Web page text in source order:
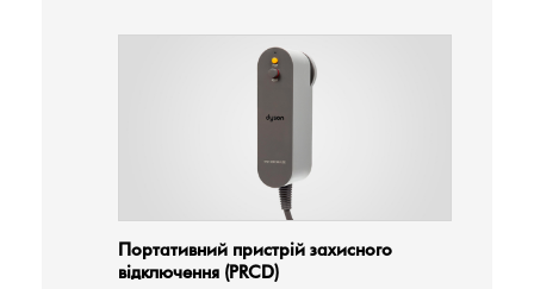
Портативний пристрій захисного
відключення (PRCD)